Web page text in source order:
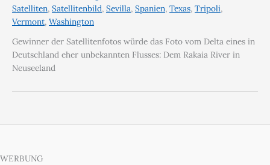
Satelliten, Satellitenbild, Sevilla, Spanien, Texas, Tripoli,
Vermont, Washington
Gewinner der Satellitenfotos würde das Foto vom Delta eines in
Deutschland eher unbekannten Flusses: Dem Rakaia River in
Neuseeland
WERBUNG